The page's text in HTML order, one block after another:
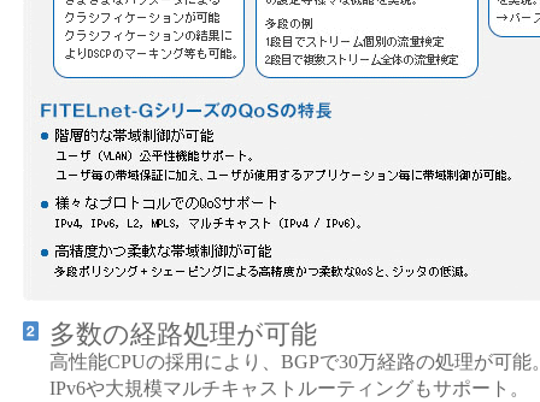
多数の経路処理が可能
高性能CPUの採用により、BGPで30万経路の処理が可能
IPv6や大規模マルチキャストルーティングもサポート。